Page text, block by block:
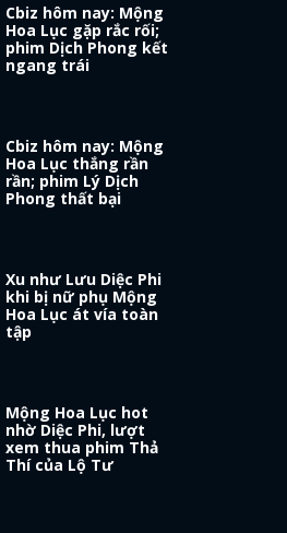
Cbiz hôm nay: Mộng
Hoa Lục gặp rắc rối;
phim Dịch Phong kết
ngang trái
Cbiz hôm nay: Mộng
Hoa Lục thắng rần
rần; phim Lý Dịch
Phong thất bại
Xu như Lưu Diệc Phi
khi bị nữ phụ Mộng
Hoa Lục át vía toàn
tập
Mộng Hoa Lục hot
nhờ Diệc Phi, lượt
xem thua phim Thả
Thí của Lộ Tư